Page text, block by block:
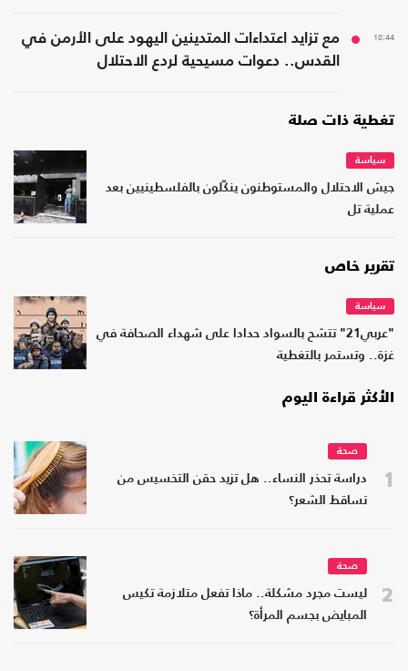
18:44
مع تزايد اعتداءات المتدينين اليهود على الأرمن في
القدس.. دعوات مسيحية لردع الاحتلال
تغطية ذات صلة
سياسة
جيش الاحتلال والمستوطنون ينكّلون بالفلسطينيين بعد
عملية تل
تقرير خاص
سياسة
"عربي21" تتشح بالسواد حدادا على شهداء الصحافة في
غزة.. وتستمر بالتغطية
الأكثر قراءة اليوم
1
صحة
دراسة تحذر النساء.. هل تزيد حقن التخسيس من
تساقط الشعر؟
2
صحة
ليست مجرد مشكلة.. ماذا تفعل متلازمة تكيس
المبايض بجسم المرأة؟